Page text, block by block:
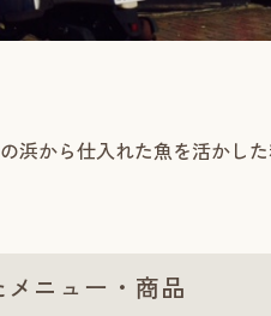
浜から仕入れた魚を活かし
ニュー・商品